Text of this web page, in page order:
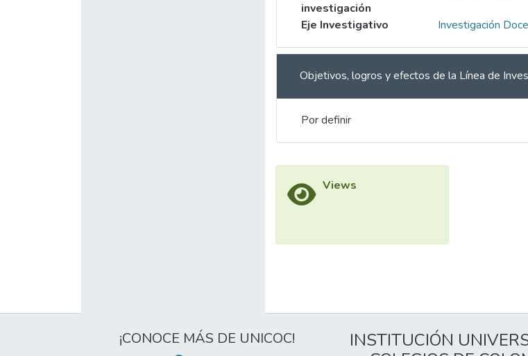
investigación
Eje Investigativo Investigación
Objetivos, logros y efectos de la Línea de
Por definir
Views
¡CONOCE MÁS DE UNICOC!
INSTITUCIÓN